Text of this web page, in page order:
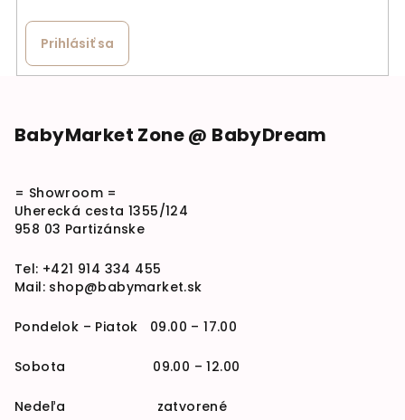
Prihlásiť sa
BabyMarket Zone @ BabyDream
= Showroom =
Uherecká cesta 1355/124
958 03 Partizánske
Tel: +421 914 334 455
Mail: shop@babymarket.sk
Pondelok – Piatok 09.00 – 17.00
Sobota 09.00 – 12.00
Nedeľa zatvorené